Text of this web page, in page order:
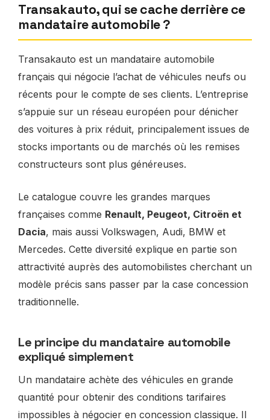
Transakauto, qui se cache derrière ce
mandataire automobile ?
Transakauto est un mandataire automobile
français qui négocie l’achat de véhicules neufs ou
récents pour le compte de ses clients. L’entreprise
s’appuie sur un réseau européen pour dénicher
des voitures à prix réduit, principalement issues de
stocks importants ou de marchés où les remises
constructeurs sont plus généreuses.
Le catalogue couvre les grandes marques
françaises comme Renault, Peugeot, Citroën et
Dacia, mais aussi Volkswagen, Audi, BMW et
Mercedes. Cette diversité explique en partie son
attractivité auprès des automobilistes cherchant un
modèle précis sans passer par la case concession
traditionnelle.
Le principe du mandataire automobile
expliqué simplement
Un mandataire achète des véhicules en grande
quantité pour obtenir des conditions tarifaires
impossibles à négocier en concession classique. Il